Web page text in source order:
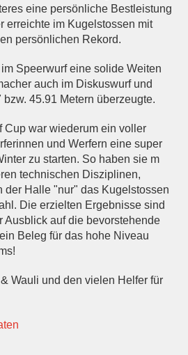
eine persönliche Bestleistung
erreichte im Kugelstossen mit
persönlichen Rekord.
Speerwurf eine solide Weiten
auch im Diskuswurf und
bzw. 45.91 Metern überzeugte.
Cup war wiederum ein voller
und Werfern eine super
zu starten. So haben sie m
technischen Disziplinen,
der Halle "nur" das Kugelstossen
Die erzielten Ergebnisse sind
Ausblick auf die bevorstehende
Beleg für das hohe Niveau
Wauli und den vielen Helfer für